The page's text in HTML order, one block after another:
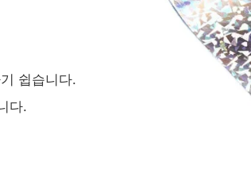
쉽습니다.
다.